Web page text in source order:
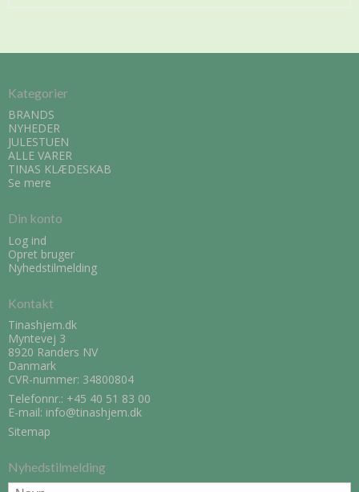
Kategorier
BRANDS
NYHEDER
JULESTUEN
ALLE VARER
TINAS KLÆDESKAB
Se mere
Din konto
Log ind
Opret bruger
Nyhedstilmelding
Kontakt
Tinashjem.dk
Myntevej 3
8920 Randers NV
Danmark
CVR-nummer: 34800804
Telefonnr.: +45 40 51 83 00
E-mail: info@tinashjem.dk
Sitemap
Nyhedstilmelding